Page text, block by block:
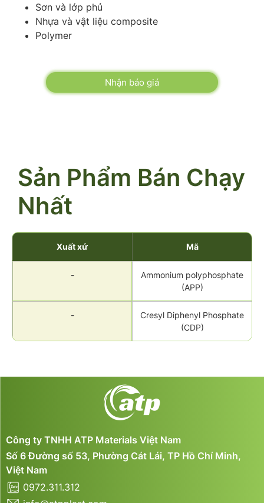
Sơn và lớp phủ
Nhựa và vật liệu composite
Polymer
Nhận báo giá
Sản Phẩm Bán Chạy
Nhất
Xuất xứ Mã
-
Ammonium polyphosphate
(APP)
-
Cresyl Diphenyl Phosphate
(CDP)
Công ty TNHH ATP Materials Việt Nam
Số 6 Đường số 53, Phường Cát Lái, TP Hồ Chí Minh,
Việt Nam
0972.311.312